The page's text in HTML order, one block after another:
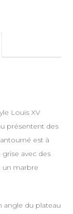
Louis XV
présentent des
est à
avec des
un marbre
angle du plateau